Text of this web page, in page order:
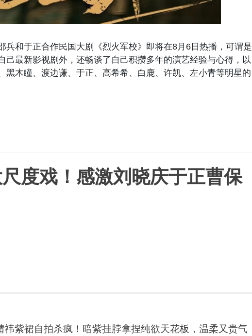
兵和于正合作民国大剧《烈火军校》即将在8月6日热播，可谓是
己最新影视剧外，还畅谈了自己积攒多年的演艺经验与心得，以
黑木瞳、渡边谦、于正、高希希、白鹿、许凯、左小青等明星的
度戏！感激刘晓庆于正曹保
祎紫裙自拍杀疯！暗紫挂脖拿捏纯欲天花板，温柔又贵气